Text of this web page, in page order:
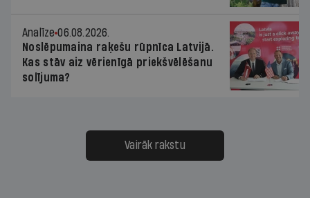
Analīze 06.08.2026.
Noslēpumaina raķešu rūpnīca Latvijā.
Kas stāv aiz vērienīgā priekšvēlēšanu
solījuma?
Vairāk rakstu